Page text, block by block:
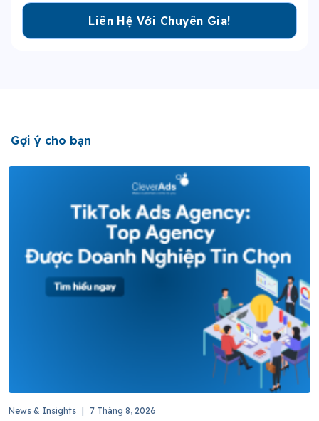
Gợi ý cho bạn
News & Insights 7 Tháng 8, 2026